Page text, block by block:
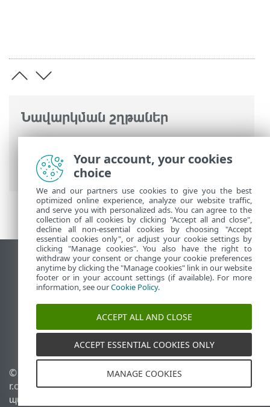
Նավարկման շղթաներ
ESET առցանց օգնություն>ESET HOME>
ESET HOME բջջային հավելված>
Հավելվածի կարգավորումներ
Դիտեք էկրանային կայքը
End of Life
ESET-ի գիտելիքների բազան
ESET ֆորում
ESET Status Portal
Տարածաշրջանային աջակցություն
© 1992 - 2026 ESET, spol. s
r.o. Բոլոր իրավունքները
պաշտպանված են։
Կառավարել թխուկները
Թխուկների
Your account, your cookies
choice
We and our partners use cookies to give you the best
optimized online experience, analyze our website traffic,
and serve you with personalized ads. You can agree to the
collection of all cookies by clicking "Accept all and close",
decline all non-essential cookies by choosing "Accept
essential cookies only", or adjust your cookie settings by
clicking "Manage cookies". You also have the right to
withdraw your consent or change your cookie preferences
anytime by clicking the "Manage cookies" link in our website
footer or in your account settings (if available). For more
information, see ourCookie Policy.
ACCEPT ALL AND CLOSE
ACCEPT ESSENTIAL COOKIES ONLY
MANAGE COOKIES